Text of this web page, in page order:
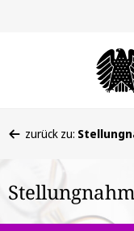
befinden
hier:
zurück zu: